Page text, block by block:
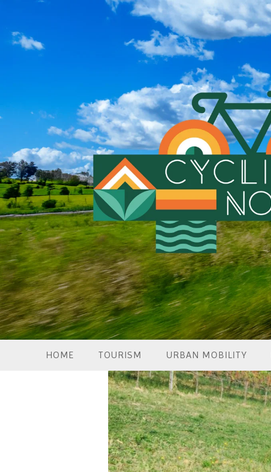
HOME TOURISM URBAN MOBILITY